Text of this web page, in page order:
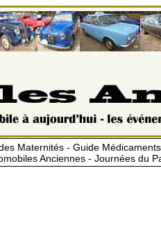
Maternités - Guide
Anciennes - Journées du